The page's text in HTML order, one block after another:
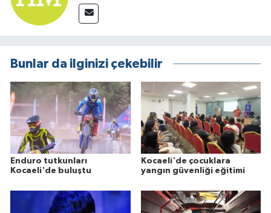
Bunlar da ilginizi çekebilir
Enduro tutkunları
Kocaeli'de buluştu
Kocaeli'de çocuklara
yangın güvenliği eğitimi